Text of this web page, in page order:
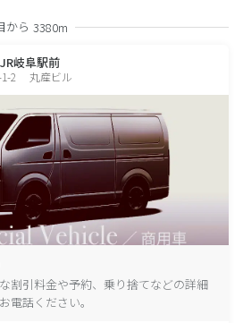
から 3380m
岐阜駅前
1-2 丸産ビル
割引料金や予約、乗り捨てなどの詳細
電話ください。